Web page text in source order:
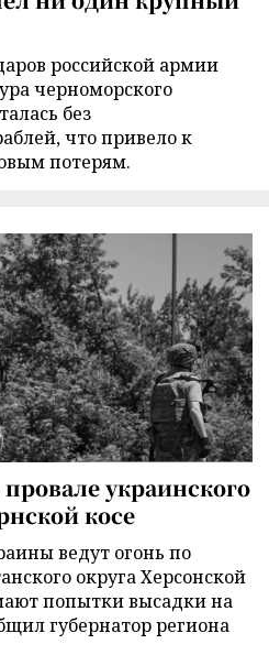
российской армии
черноморского
без
что привело к
потерям.
украинского
косе
ведут огонь по
округа Херсонской
попытки высадки на
губернатор региона